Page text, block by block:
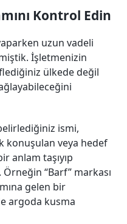
Kontrol Edin
uzun vadeli
İşletmenizin
ülkede değil
ismi,
konuşulan veya hedef
anlam taşıyıp
Örneğin “Barf” markası
gelen bir
argoda kusma